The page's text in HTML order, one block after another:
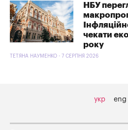
НБУ
чекати
року
ТЕТЯНА НАУМЕНКО - 7 СЕРПНЯ 2026
укр eng